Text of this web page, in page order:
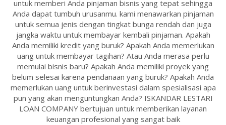
untuk memberi Anda pinjaman bisnis yang tepat sehingga
Anda dapat tumbuh urusanmu. kami menawarkan pinjaman
untuk semua jenis dengan tingkat bunga rendah dan juga
jangka waktu untuk membayar kembali pinjaman. Apakah
Anda memiliki kredit yang buruk? Apakah Anda memerlukan
uang untuk membayar tagihan? Atau Anda merasa perlu
memulai bisnis baru? Apakah Anda memiliki proyek yang
belum selesai karena pendanaan yang buruk? Apakah Anda
memerlukan uang untuk berinvestasi dalam spesialisasi apa
pun yang akan menguntungkan Anda? ISKANDAR LESTARI
LOAN COMPANY bertujuan untuk memberikan layanan
keuangan profesional yang sangat baik